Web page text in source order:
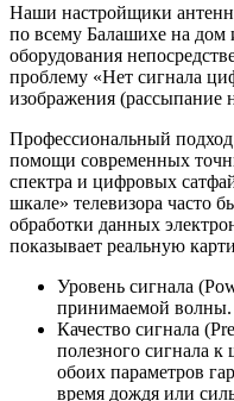
Наши настройщики
по всему Балашихе на дом
оборудования
проблему «Нет сигнала
изображения (рассыпание
Профессиональный
помощи современных
спектра и цифровых
шкале» телевизора часто
обработки данных
показывает реальную
Уровень сигнала
принимаемой волны.
Качество сигнала
полезного сигнала к
обоих параметров
время дождя или